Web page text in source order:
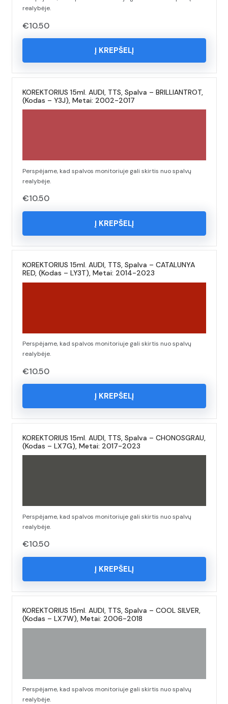
realybėje.
€10.50
Į KREPŠELĮ
KOREKTORIUS 15ml. AUDI, TTS, Spalva – BRILLIANTROT,
(Kodas – Y3J), Metai: 2002-2017
Perspėjame, kad spalvos monitoriuje gali skirtis nuo spalvų
realybėje.
€10.50
Į KREPŠELĮ
KOREKTORIUS 15ml. AUDI, TTS, Spalva – CATALUNYA
RED, (Kodas – LY3T), Metai: 2014-2023
Perspėjame, kad spalvos monitoriuje gali skirtis nuo spalvų
realybėje.
€10.50
Į KREPŠELĮ
KOREKTORIUS 15ml. AUDI, TTS, Spalva – CHONOSGRAU,
(Kodas – LX7G), Metai: 2017-2023
Perspėjame, kad spalvos monitoriuje gali skirtis nuo spalvų
realybėje.
€10.50
Į KREPŠELĮ
KOREKTORIUS 15ml. AUDI, TTS, Spalva – COOL SILVER,
(Kodas – LX7W), Metai: 2006-2018
Perspėjame, kad spalvos monitoriuje gali skirtis nuo spalvų
realybėje.